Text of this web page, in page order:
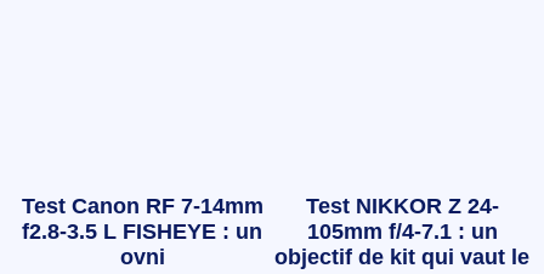
Test Canon RF 7-14mm
f2.8-3.5 L FISHEYE : un
ovni
Test NIKKOR Z 24-
105mm f/4-7.1 : un
objectif de kit qui vaut le